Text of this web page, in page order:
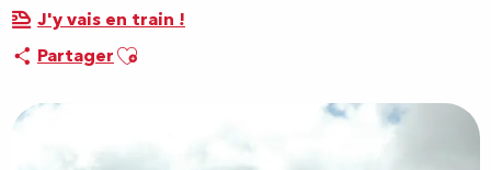
J'y vais en train !
PartagerAjouter aux favoris